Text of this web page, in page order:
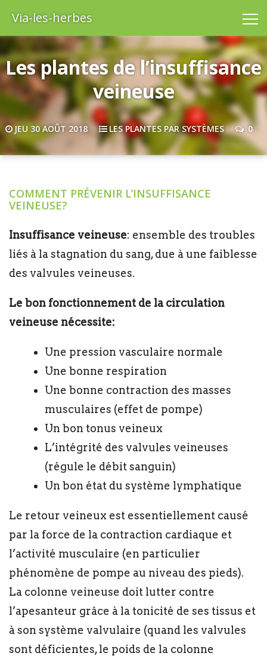
Via-les-herbes
Les plantes de l’insuffisance
veineuse
JEU 30 AOÛT 2018 LES PLANTES PAR SYSTÈMES 0
COMMENT PRÉVENIR L’INSUFFISANCE
VEINEUSE?
Insuffisance veineuse: ensemble des troubles
liés à la stagnation du sang, due à une faiblesse
des valvules veineuses.
Le bon fonctionnement de la circulation
veineuse nécessite:
Une pression vasculaire normale
Une bonne respiration
Une bonne contraction des masses
musculaires (effet de pompe)
Un bon tonus veineux
L’intégrité des valvules veineuses
(régule le débit sanguin)
Un bon état du système lymphatique
Le retour veineux est essentiellement causé
par la force de la contraction cardiaque et
l’activité musculaire (en particulier
phénomène de pompe au niveau des pieds).
La colonne veineuse doit lutter contre
l’apesanteur grâce à la tonicité de ses tissus et
à son système valvulaire (quand les valvules
sont déficientes, le poids de la colonne